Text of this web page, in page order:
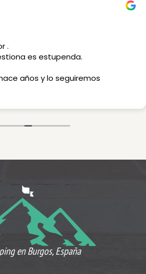
.
es estupenda.
años y lo seguiremos
en Burgos, España